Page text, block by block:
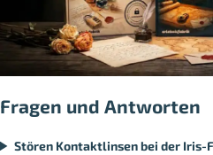
Fragen und Antworten
Stören Kontaktlinsen bei der Iris-